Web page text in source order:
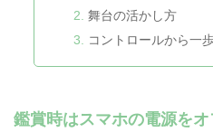
舞台の活かし方
コントロールから一
鑑賞時はスマホの電源をオ